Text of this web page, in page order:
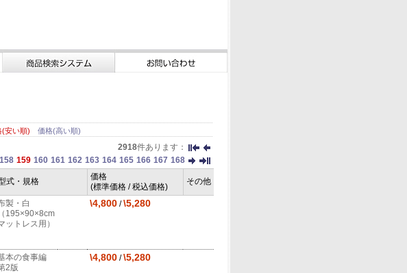
(安い順) 価格(高い順)
2918件あります：
158 159 160 161 162 163 164 165 166 167 168
式・規格
価格
(標準価格 / 税込価格)
その他
製・白
（195×90×8cm
ットレス用）
\4,800 /\5,280
本の食事編
2版
\4,800 /\5,280